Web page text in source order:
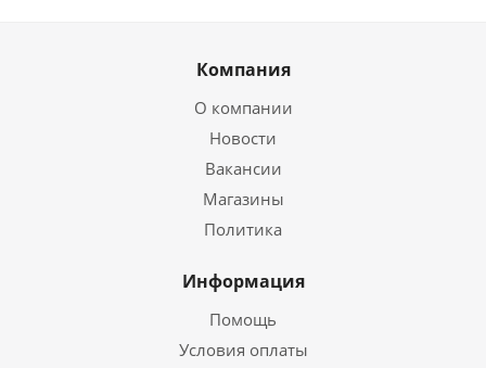
Компания
О компании
Новости
Вакансии
Магазины
Политика
Информация
Помощь
Условия оплаты